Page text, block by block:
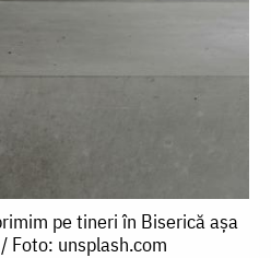
pe tineri în Biserică așa
Foto: unsplash.com